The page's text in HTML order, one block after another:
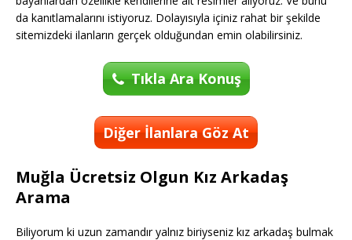
da kanıtlamalarını istiyoruz. Dolayısıyla içiniz rahat bir şekilde
sitemizdeki ilanların gerçek olduğundan emin olabilirsiniz.
Tıkla Ara Konuş
Diğer İlanlara Göz At
Muğla Ücretsiz Olgun Kız Arkadaş
Arama
Biliyorum ki uzun zamandır yalnız biriyseniz kız arkadaş bulmak